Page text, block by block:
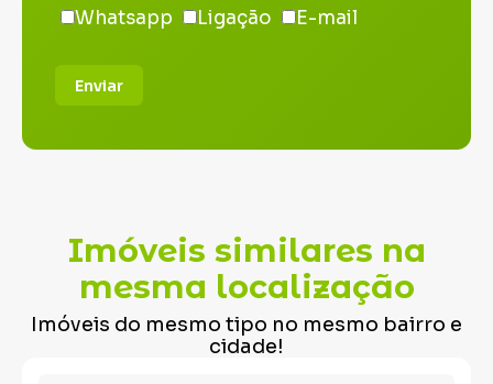
Whatsapp
Ligação E-mail
Enviar
Imóveis similares na
mesma localização
Imóveis do mesmo tipo no mesmo bairro e
cidade!